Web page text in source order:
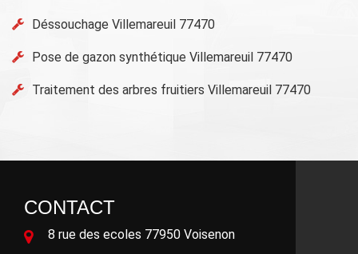
Déssouchage Villemareuil 77470
Pose de gazon synthétique Villemareuil 77470
Traitement des arbres fruitiers Villemareuil 77470
CONTACT
8 rue des ecoles 77950 Voisenon